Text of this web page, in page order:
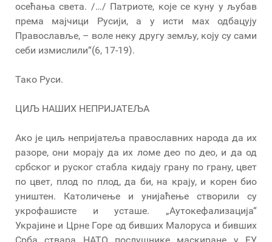
осећања света. /…/ Патриоте, које се куну у љубав
према мајчици Русији, а у исти мах одбацују
Православље, – воле неку другу земљу, коју су сами
себи измислили“(6, 17-19).
Тако Руси.
ЦИЉ НАШИХ НЕПРИЈАТЕЉА
Ако је циљ непријатеља православних народа да их
разоре, они морају да их ломе део по део, и да од
србског и руског стабла кидају грану по грану, цвет
по цвет, плод по плод, да би, на крају, и корен био
уништен. Католичење и унијаћење створили су
укрофашисте и усташе. „Аутокефализација“
Украјине и Црне Горе од бивших Малоруса и бивших